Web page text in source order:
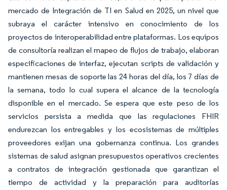
mercado de Integración de TI en Salud en 2025, un nivel que
subraya el carácter intensivo en conocimiento de los
proyectos de interoperabilidad entre plataformas. Los equipos
de consultoría realizan el mapeo de flujos de trabajo, elaboran
especificaciones de interfaz, ejecutan scripts de validación y
mantienen mesas de soporte las 24 horas del día, los 7 días de
la semana, todo lo cual supera el alcance de la tecnología
disponible en el mercado. Se espera que este peso de los
servicios persista a medida que las regulaciones FHIR
endurezcan los entregables y los ecosistemas de múltiples
proveedores exijan una gobernanza continua. Los grandes
sistemas de salud asignan presupuestos operativos crecientes
a contratos de integración gestionada que garantizan el
tiempo de actividad y la preparación para auditorías